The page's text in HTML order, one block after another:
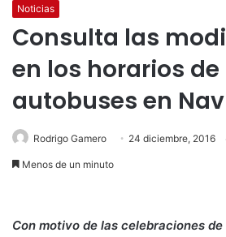
Noticias
Consulta las
en los horarios de
autobuses en
Rodrigo Gamero 24 diciembre, 2016
Menos de un minuto
Con motivo de las celebraciones